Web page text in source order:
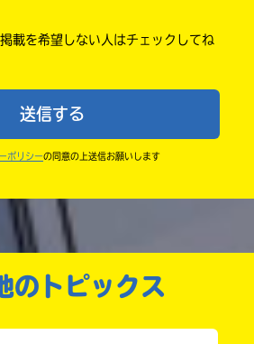
ら応募してね。
を傷つけていたり、個人情報をか
がまちがっていたりしないか、読
載を希望しない人はチェックしてね
送信する
ポリシーの同意の上送信お願いします
のトピックス